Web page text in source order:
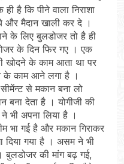
है कि पीने वाला निराशा
और मैदान खाली कर दे ।
के लिए बुलडोजर तो है ही
के दिन फिर गए । एक
के काम आता था पर
के काम आने लगा है ।
से मकान बना लो
बना देता है । योगीजी की
भी अपना लिया है ।
भा गई है और मकान गिराकर
दिया गया है । असम ने भी
की मांग बढ़ गई,